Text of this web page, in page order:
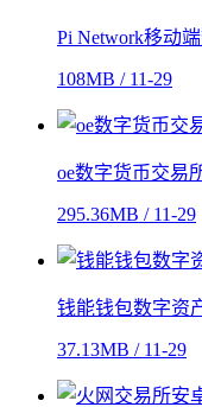
Pi Network移动
108MB / 11-29
oe数字货币交易
295.36MB / 11-29
钱能钱包数字资
37.13MB / 11-29